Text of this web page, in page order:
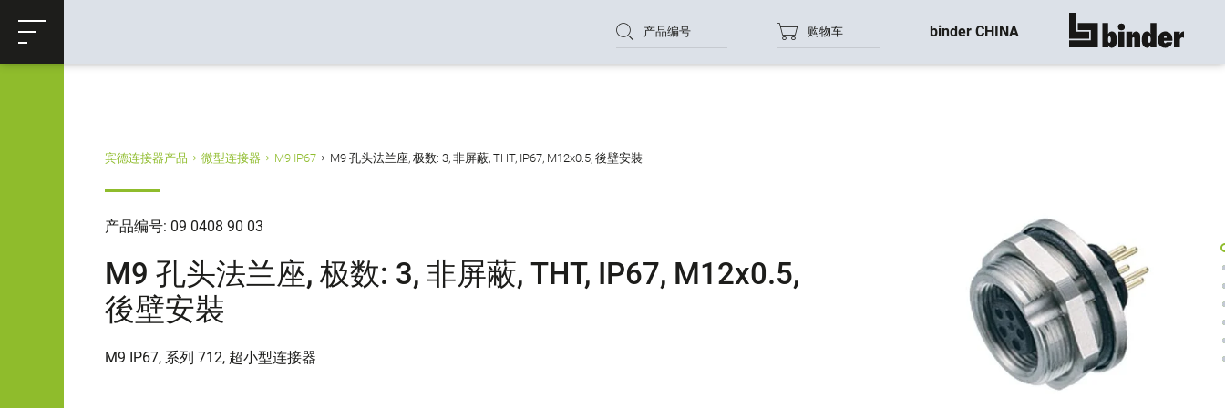
购物车
产品编号 购物车 binder CHINA 显示所有
宾德连接器产品 微型连接器 M9 IP67 M9 孔头法兰座, 极数: 3, 非屏蔽, THT, IP67, M12x0.5, 後壁安裝
产品编号: 09 0408 90 03
M9 孔头法兰座, 极数: 3, 非屏蔽, THT, IP67, M12x0.5,
後壁安裝
M9 IP67, 系列 712, 超小型连接器